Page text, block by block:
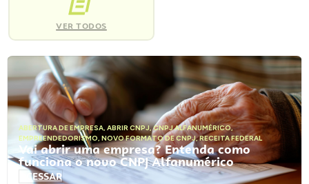
VER TODOS
ABERTURA DE EMPRESA, ABRIR CNPJ,CNPJ ALFANUMÉRICO,
EMPREENDEDORISMO, NOVO FORMATO DE CNPJ,RECEITA FEDERAL
Vai abrir uma empresa? Entenda como
funciona o novo CNPJ Alfanumérico
ACESSAR